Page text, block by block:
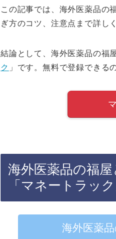
この記事では、海外医薬品の
ぎ方のコツ、注意点まで詳し
結論として、海外医薬品の福
ク 」です。無料で登録できる
海外医薬品の福
「マネートラッ
海外医薬